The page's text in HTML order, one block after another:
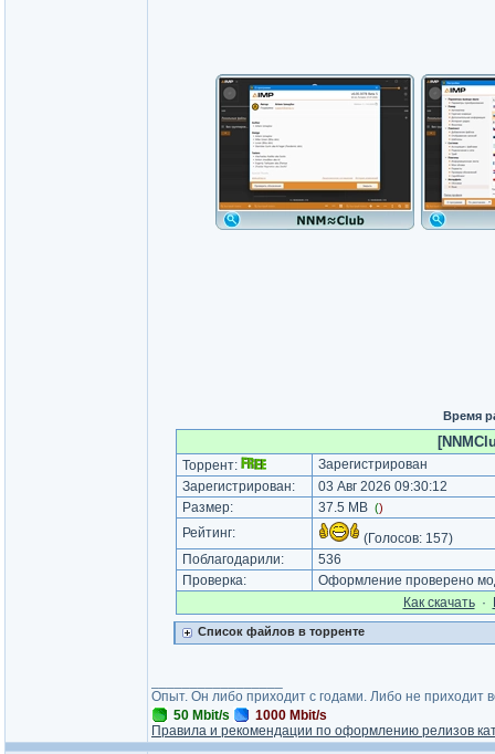
Время
Торрент:
Зарегистрирован
Зарегистрирован:
03 Авг 2026 09:30:12
Размер:
37.5 MB ()
Рейтинг: (Голосов: 157)
Поблагодарили:
536
Проверка:
Оформление проверено
Как cкачать·
Список файлов в торренте
Опыт. Он либо приходит с годами. Либо не приходит
50 Mbit/s
1000 Mbit/s
Правила и рекомендации по оформлению релизов